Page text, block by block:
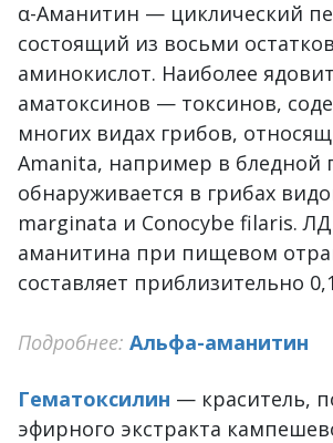
α-Аманитин — циклический
состоящий из восьми остатков
аминокислот. Наиболее
аматоксинов — токсинов,
многих видах грибов,
Amanita, например в бледной
обнаруживается в грибах
marginata и Conocybe filaris.
аманитина при пищевом
составляет приблизительно
Подробнее: Альфа-аманитин
Гематоксилин — краситель,
эфирного экстракта